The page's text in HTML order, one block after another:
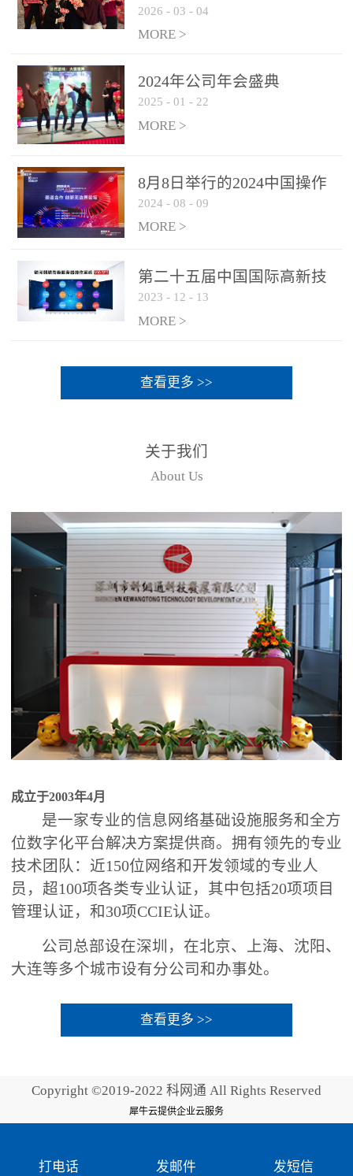
2026 - 03 - 04
MORE >
2024年公司年会盛典
2025 - 01 - 22
MORE >
8月8日举行的2024中国操作
系统产业大会渠道论坛，科
网通荣获区域营销优质伙伴
2024 - 08 - 09
MORE >
第二十五届中国国际高新技
术成果交易会 银河麒麟高级
服务器操作系统荣获 “优秀
2023 - 12 - 13
MORE >
查看更多 >>
关于我们
About Us
成立于2003年4月
是一家专业的信息网络基础设施服务和全方
位数字化平台解决方案提供商。拥有领先的专业
技术团队：近150位网络和开发领域的专业人
员，超100项各类专业认证，其中包括20项项目
管理认证，和30项CCIE认证。
公司总部设在深圳，在北京、上海、沈阳、
大连等多个城市设有分公司和办事处。
查看更多 >>
Copyright ©2019-2022 科网通 All Rights Reserved
犀牛云提供企业云服务
打电话 发邮件 发短信